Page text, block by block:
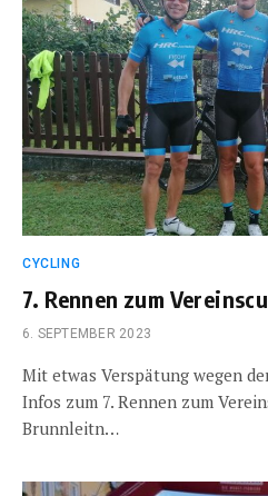
CYCLING
7. Rennen zum
6. SEPTEMBER 2023
Mit etwas Verspätung wegen
Infos zum 7. Rennen zum
Brunnleitn…